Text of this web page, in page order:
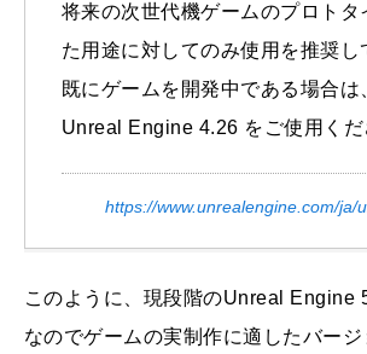
将来の次世代機ゲームのプロトタ
た用途に対してのみ使用を推奨し
既にゲームを開発中である場合は
Unreal Engine 4.26 をご使用くだ
https://www.unrealengine.com/ja/
このように、現段階のUnreal Engine
なのでゲームの実制作に適したバージ